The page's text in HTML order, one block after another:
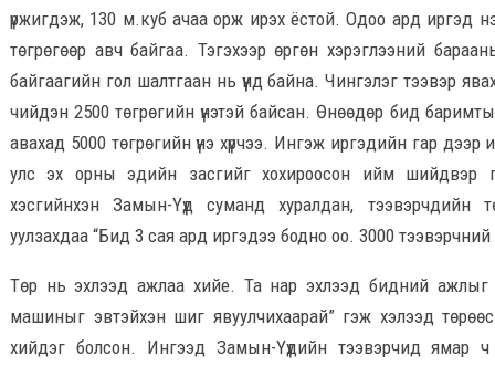
үржигдэж, 130 м.куб ачаа орж ирэх ёстой. Одоо ард иргэд
төгрөгөөр авч байгаа. Тэгэхээр өргөн хэрэглээний
байгаагийн гол шалтгаан нь үүнд байна. Чингэлэг тээвэр
чийдэн 2500 төгрөгийн үнэтэй байсан. Өнөөдөр бид
авахад 5000 төгрөгийн үнэ хүрчээ. Ингэж иргэдийн гар дээр
улс эх орны эдийн засгийг хохироосон ийм шийдвэр
хэсгийнхэн Замын-Үүд суманд хуралдан, тээвэрчдийн
уулзахдаа “Бид 3 сая ард иргэдээ бодно оо. 3000 тээвэрчний
Төр нь эхлээд ажлаа хийе. Та нар эхлээд бидний ажлыг
машиныг эвтэйхэн шиг явуулчихаарай” гэж хэлээд
хийдэг болсон. Ингээд Замын-Үүдийн тээвэрчид ямар ч